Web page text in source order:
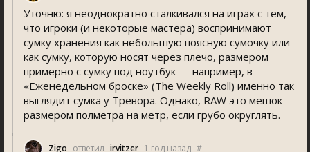
Уточню: я неоднократно сталкивался на играх с тем,
что игроки (и некоторые мастера) воспринимают
сумку хранения как небольшую поясную сумочку или
как сумку, которую носят через плечо, размером
примерно с сумку под ноутбук — например, в
«Еженедельном броске» (The Weekly Roll) именно так
выглядит сумка у Тревора. Однако, RAW это мешок
размером полметра на метр, если грубо округлять.
Zigo ответил irvitzer 1 год назад #